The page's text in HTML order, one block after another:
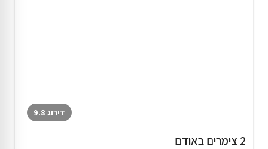
דירוג 9.8
2 צימרים באודם